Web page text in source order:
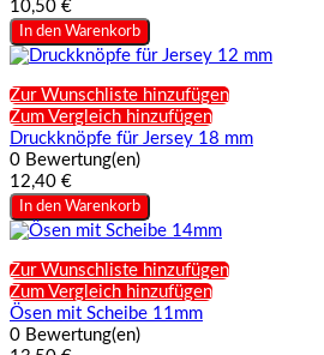
10,50 €
In den Warenkorb
Zur Wunschliste hinzufügen
Zum Vergleich hinzufügen
Druckknöpfe für Jersey 18 mm
0 Bewertung(en)
12,40 €
In den Warenkorb
Zur Wunschliste hinzufügen
Zum Vergleich hinzufügen
Ösen mit Scheibe 11mm
0 Bewertung(en)